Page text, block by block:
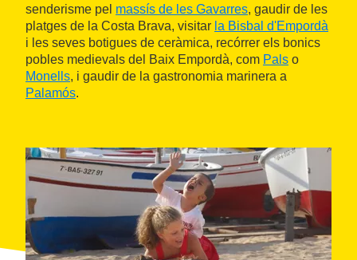
senderisme pel massís de les Gavarres, gaudir de les
platges de la Costa Brava, visitar la Bisbal d'Empordà
i les seves botigues de ceràmica, recórrer els bonics
pobles medievals del Baix Empordà, com Pals o
Monells, i gaudir de la gastronomia marinera a
Palamós.